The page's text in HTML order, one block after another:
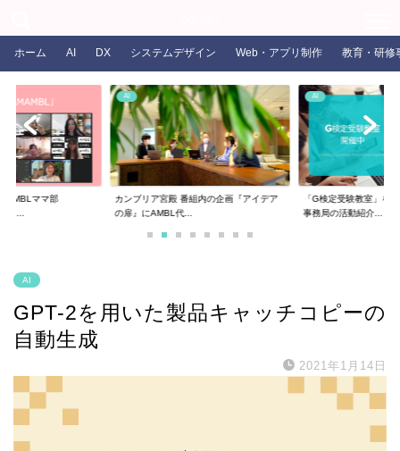
ホーム AI DX システムデザイン Web・アプリ制作 教育・研修
AMBLママ部
AI
カンブリア宮殿 番組内の企画『アイデア
の扉』にAMBL代...
AI
「G検定受験教室」を
事務局の活動紹介...
AI
GPT-2を用いた製品キャッチコピーの
自動生成
2021年1月14日